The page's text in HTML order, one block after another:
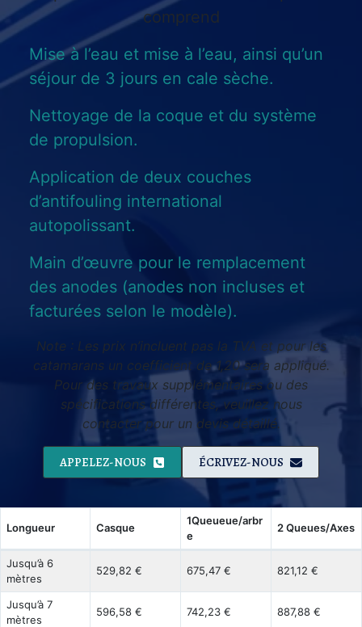
comprend
Mise à l’eau et mise à l’eau, ainsi qu’un
séjour de 3 jours en cale sèche.
Nettoyage de la coque et du système
de propulsion.
Application de deux couches
d’antifouling international
autopolissant.
Main d’œuvre pour le remplacement
des anodes (anodes non incluses et
facturées selon le modèle).
Note : Les prix n’incluent pas la TVA et pour les
catamarans un coefficient de 1,20 sera appliqué.
Pour des travaux supplémentaires ou des
spécifications différentes, veuillez nous
contacter pour un devis détaillé.
APPELEZ-NOUS ÉCRIVEZ-NOUS
Longueur Casque
1Queueue/arbr
e
2 Queues/Axes
Jusqu’à 6
mètres
529,82 € 675,47 € 821,12 €
Jusqu’à 7
mètres
596,58 € 742,23 € 887,88 €